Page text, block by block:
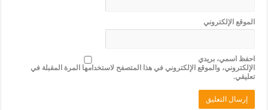
الإلكتروني
اسمي، بريدي
والموقع الإلكتروني في هذا المتصفح لاستخدامها المرة المقبلة في